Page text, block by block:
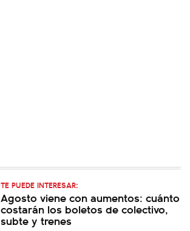
TE PUEDE INTERESAR:
Agosto viene con aumentos: cuánto
costarán los boletos de colectivo,
subte y trenes